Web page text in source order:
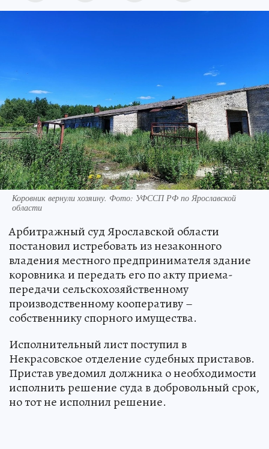
Коровник вернули хозяину. Фото: УФССП РФ по Ярославской
области
Арбитражный суд Ярославской области
постановил истребовать из незаконного
владения местного предпринимателя здание
коровника и передать его по акту приема-
передачи сельскохозяйственному
производственному кооперативу –
собственнику спорного имущества.
Исполнительный лист поступил в
Некрасовское отделение судебных приставов.
Пристав уведомил должника о необходимости
исполнить решение суда в добровольный срок,
но тот не исполнил решение.